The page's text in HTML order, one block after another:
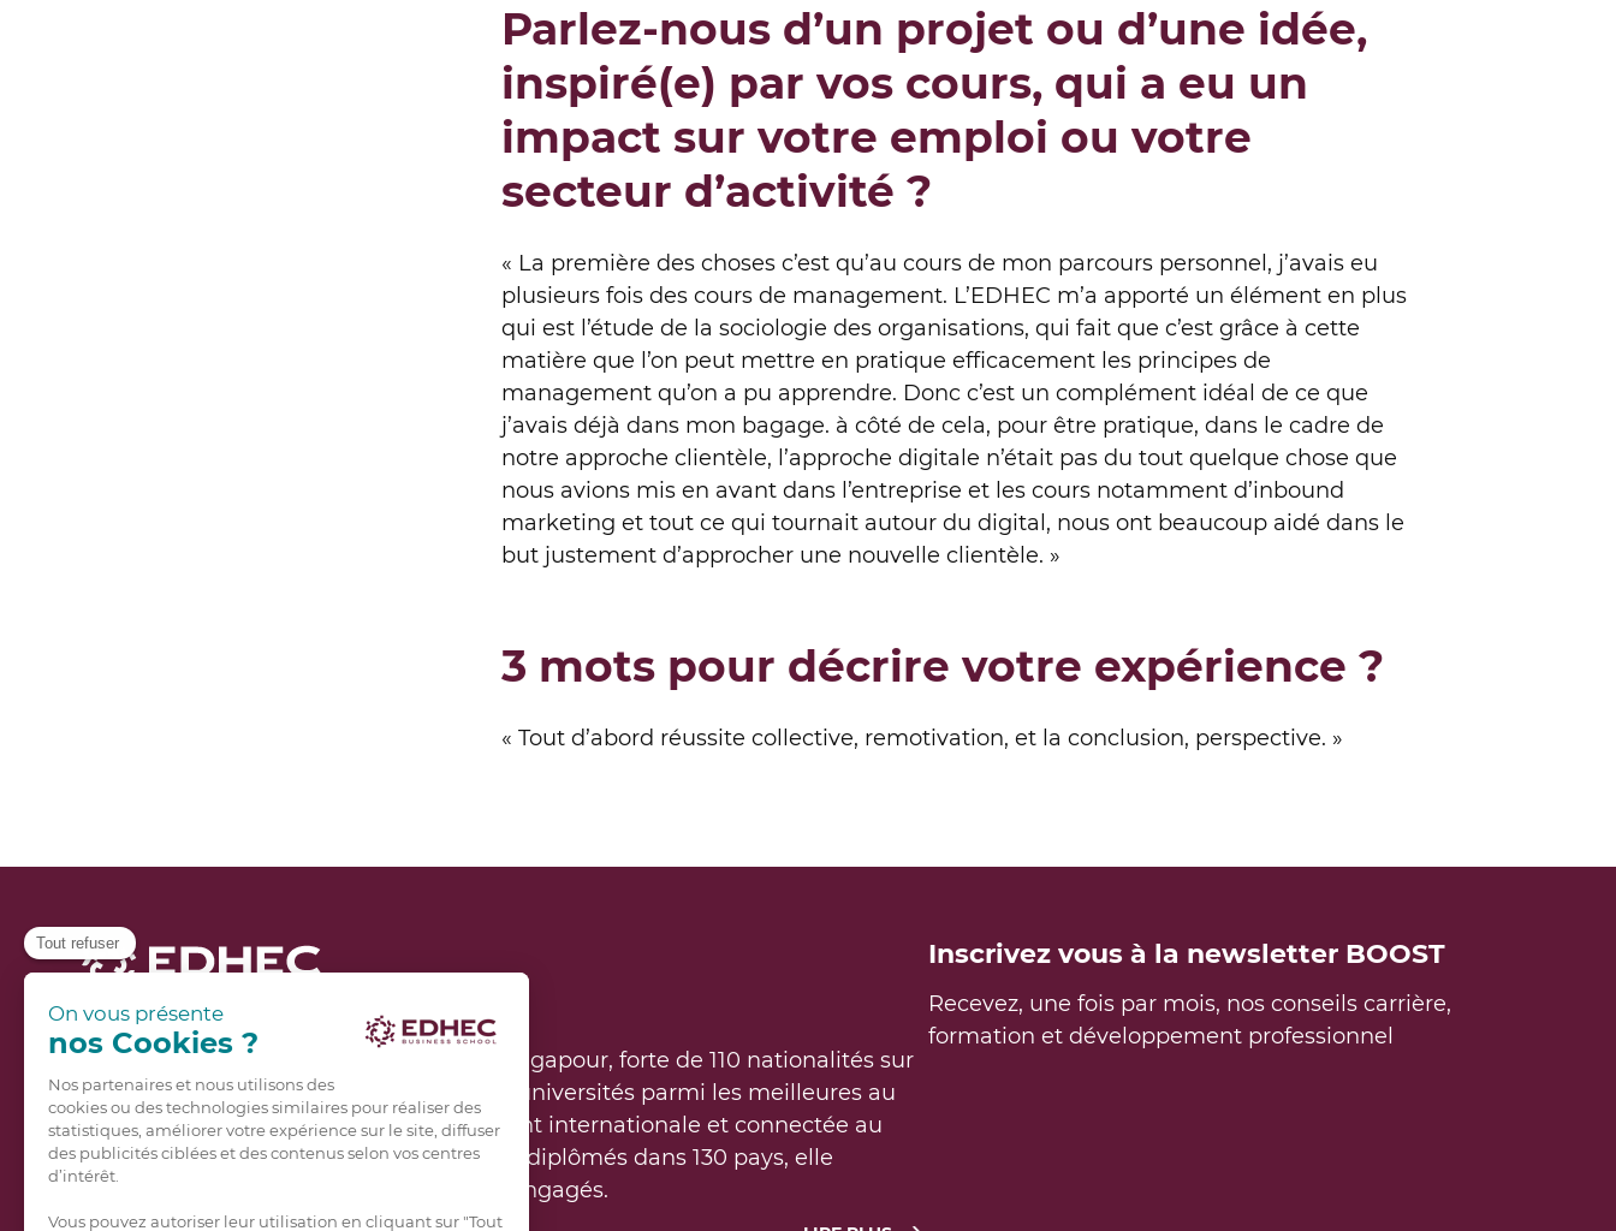
Parlez-nous d’un projet ou d’une idée,
inspiré(e) par vos cours, qui a eu un
impact sur votre emploi ou votre
secteur d’activité ?
« La première des choses c’est qu’au cours de mon parcours personnel, j’avais eu
plusieurs fois des cours de management. L’EDHEC m’a apporté un élément en plus
qui est l’étude de la sociologie des organisations, qui fait que c’est grâce à cette
matière que l’on peut mettre en pratique efficacement les principes de
management qu’on a pu apprendre. Donc c’est un complément idéal de ce que
j’avais déjà dans mon bagage. à côté de cela, pour être pratique, dans le cadre de
notre approche clientèle, l’approche digitale n’était pas du tout quelque chose que
nous avions mis en avant dans l’entreprise et les cours notamment d’inbound
marketing et tout ce qui tournait autour du digital, nous ont beaucoup aidé dans le
but justement d’approcher une nouvelle clientèle. »
3 mots pour décrire votre expérience ?
« Tout d’abord réussite collective, remotivation, et la conclusion, perspective. »
Implantée à Lille, Nice, Paris, Londres, Singapour, forte de 110 nationalités sur
ses campus et de partenariats avec 290 universités parmi les meilleures au
monde, l’EDHEC est une école résolument internationale et connectée au
monde des affaires. Avec plus de 60 000 diplômés dans 130 pays, elle
constitue une communauté de leaders engagés.
Inscrivez vous à la newsletter BOOST
Recevez, une fois par mois, nos conseils carrière,
formation et développement professionnel